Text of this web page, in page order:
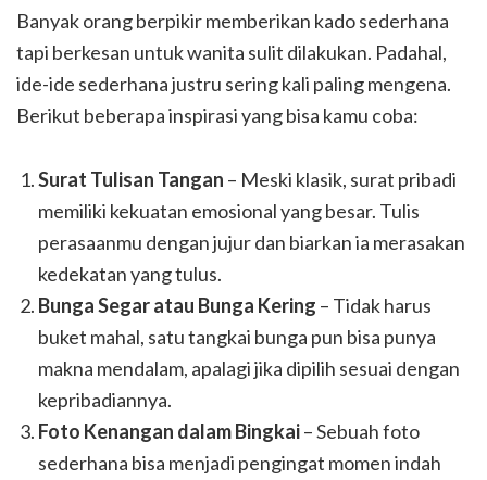
Banyak orang berpikir memberikan kado sederhana
tapi berkesan untuk wanita sulit dilakukan. Padahal,
ide-ide sederhana justru sering kali paling mengena.
Berikut beberapa inspirasi yang bisa kamu coba:
Surat Tulisan Tangan – Meski klasik, surat pribadi
memiliki kekuatan emosional yang besar. Tulis
perasaanmu dengan jujur dan biarkan ia merasakan
kedekatan yang tulus.
Bunga Segar atau Bunga Kering – Tidak harus
buket mahal, satu tangkai bunga pun bisa punya
makna mendalam, apalagi jika dipilih sesuai dengan
kepribadiannya.
Foto Kenangan dalam Bingkai– Sebuah foto
sederhana bisa menjadi pengingat momen indah